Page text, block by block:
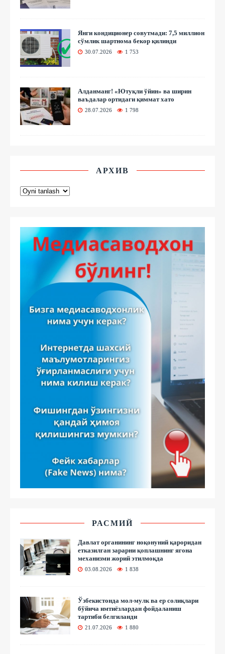
Янги кондиционер совутмади: 7,5 миллион
сўмлик шартнома бекор қилинди
30.07.2026 1 753
Алданманг! «Ютуқли ўйин» ва ширин
ваъдалар ортидаги қиммат хато
28.07.2026 1 798
АРХИВ
РАСМИЙ
Давлат органининг ноқонуний қароридан
етказилган зарарни қоплашнинг ягона
механизми жорий этилмоқда
03.08.2026 1 838
Ўзбекистонда мол-мулк ва ер солиқлари
бўйича имтиёзлардан фойдаланиш
тартиби белгиланди
21.07.2026 1 880